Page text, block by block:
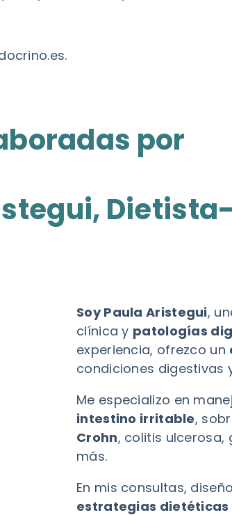
.
por
Soy Paula Aristegui,
clínica y patologías
experiencia, ofrezco un
condiciones digestivas
Me especializo en
intestino irritable,
Crohn, colitis ulcerosa,
más.
En mis consultas,
estrategias dietéticas